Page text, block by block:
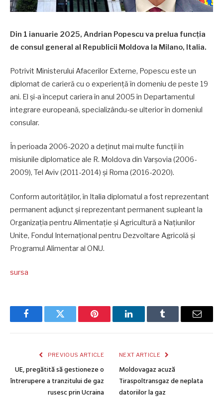
Din 1 ianuarie 2025, Andrian Popescu va prelua funcția
de consul general al Republicii Moldova la Milano, Italia.
Potrivit Ministerului Afacerilor Externe, Popescu este un
diplomat de carieră cu o experiență în domeniu de peste 19
ani. El și-a început cariera în anul 2005 în Departamentul
integrare europeană, specializându-se ulterior în domeniul
consular.
În perioada 2006-2020 a deținut mai multe funcții în
misiunile diplomatice ale R. Moldova din Varșovia (2006-
2009), Tel Aviv (2011-2014) și Roma (2016-2020).
Conform autorităților, în Italia diplomatul a fost reprezentant
permanent adjunct și reprezentant permanent supleant la
Organizaţia pentru Alimentaţie şi Agricultură a Naţiunilor
Unite, Fondul Internațional pentru Dezvoltare Agricolă şi
Programul Alimentar al ONU.
sursa
FacebookTwitter Pinterest LinkedInTumblr Email
PREVIOUS ARTICLE
UE, pregătită să gestioneze o
întrerupere a tranzitului de gaz
rusesc prin Ucraina
NEXT ARTICLE
Moldovagaz acuză
Tiraspoltransgaz de neplata
datoriilor la gaz